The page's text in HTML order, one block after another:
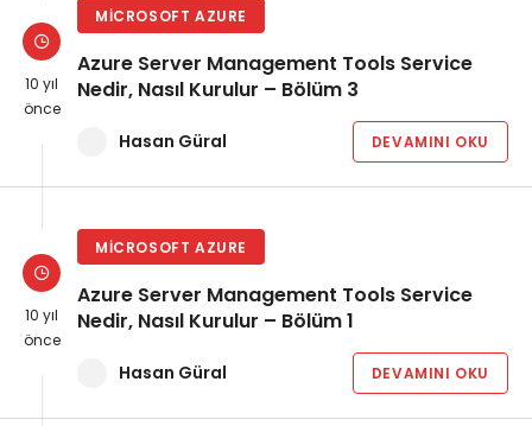
10 yıl
önce
MICROSOFT AZURE
Azure Server Management Tools Service
Nedir, Nasıl Kurulur – Bölüm 3
Hasan Güral DEVAMINI OKU
10 yıl
önce
MICROSOFT AZURE
Azure Server Management Tools Service
Nedir, Nasıl Kurulur – Bölüm 1
Hasan Güral DEVAMINI OKU